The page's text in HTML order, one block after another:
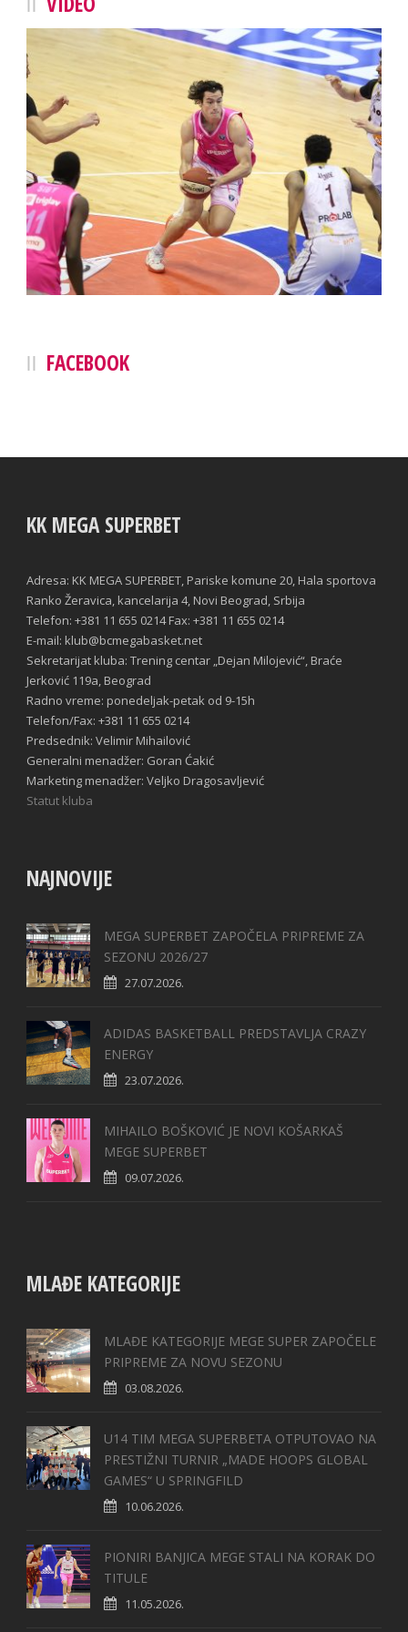
FACEBOOK
KK MEGA SUPERBET
Adresa: KK MEGA SUPERBET, Pariske komune 20, Hala sportova
Ranko Žeravica, kancelarija 4, Novi Beograd, Srbija
Telefon: +381 11 655 0214 Fax: +381 11 655 0214
E-mail: klub@bcmegabasket.net
Sekretarijat kluba: Trening centar „Dejan Milojević“, Braće
Jerković 119a, Beograd
Radno vreme: ponedeljak-petak od 9-15h
Telefon/Fax: +381 11 655 0214
Predsednik: Velimir Mihailović
Generalni menadžer: Goran Ćakić
Marketing menadžer: Veljko Dragosavljević
Statut kluba
NAJNOVIJE
MEGA SUPERBET ZAPOČELA PRIPREME ZA
SEZONU 2026/27
27.07.2026.
ADIDAS BASKETBALL PREDSTAVLJA CRAZY
ENERGY
23.07.2026.
MIHAILO BOŠKOVIĆ JE NOVI KOŠARKAŠ
MEGE SUPERBET
09.07.2026.
MLAĐE KATEGORIJE
MLAĐE KATEGORIJE MEGE SUPER ZAPOČELE
PRIPREME ZA NOVU SEZONU
03.08.2026.
U14 TIM MEGA SUPERBETA OTPUTOVAO NA
PRESTIŽNI TURNIR „MADE HOOPS GLOBAL
GAMES“ U SPRINGFILD
10.06.2026.
PIONIRI BANJICA MEGE STALI NA KORAK DO
TITULE
11.05.2026.